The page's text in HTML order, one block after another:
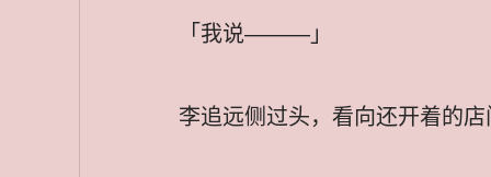
「我说———」
李追远侧过头，看向还开着的店